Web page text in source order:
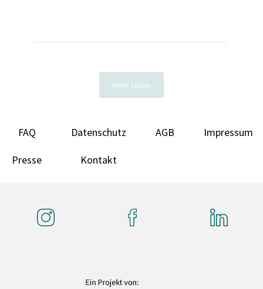
Mehr laden
FAQ Datenschutz AGB Impressum
Presse Kontakt